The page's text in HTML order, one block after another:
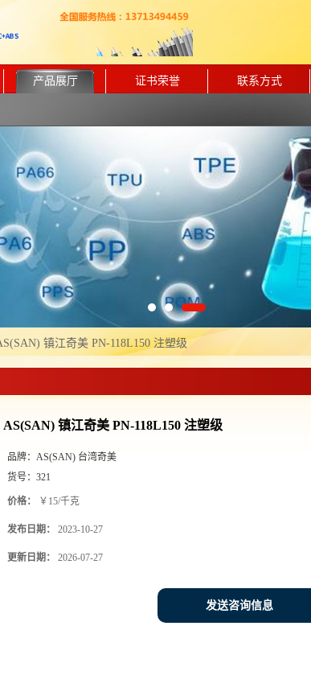
产品展厅 证书荣誉 联系方式
镇江奇美 PN-118L150 注塑级
AS(SAN) 镇江奇美 PN-118L150 注塑级
品牌： AS(SAN) 台湾奇美
货号： 321
价格： ￥15/千克
发布日期： 2023-10-27
更新日期： 2026-07-27
发送咨询信息